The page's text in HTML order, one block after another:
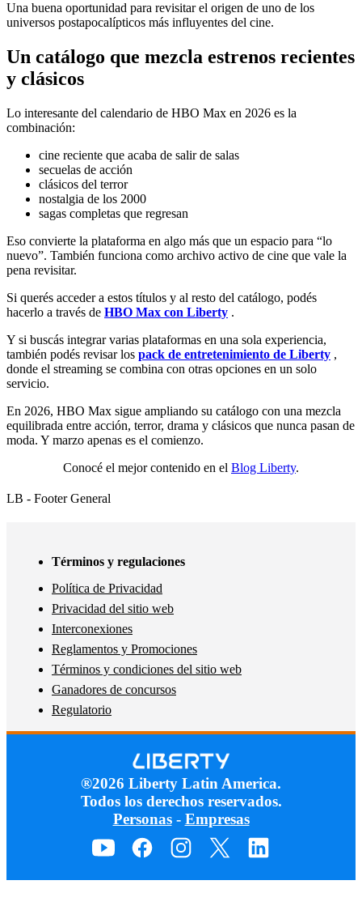
Una buena oportunidad para revisitar el origen de uno de los
universos postapocalípticos más influyentes del cine.
Un catálogo que mezcla estrenos recientes
y clásicos
Lo interesante del calendario de HBO Max en 2026 es la
combinación:
cine reciente que acaba de salir de salas
secuelas de acción
clásicos del terror
nostalgia de los 2000
sagas completas que regresan
Eso convierte la plataforma en algo más que un espacio para “lo
nuevo”. También funciona como archivo activo de cine que vale la
pena revisitar.
Si querés acceder a estos títulos y al resto del catálogo, podés
hacerlo a través de HBO Max con Liberty .
Y si buscás integrar varias plataformas en una sola experiencia,
también podés revisar los pack de entretenimiento de Liberty ,
donde el streaming se combina con otras opciones en un solo
servicio.
En 2026, HBO Max sigue ampliando su catálogo con una mezcla
equilibrada entre acción, terror, drama y clásicos que nunca pasan de
moda. Y marzo apenas es el comienzo.
Conocé el mejor contenido en el Blog Liberty.
LB - Footer General
Términos y regulaciones
Política de Privacidad
Privacidad del sitio web
Interconexiones
Reglamentos y Promociones
Términos y condiciones del sitio web
Ganadores de concursos
Regulatorio
®2026 Liberty Latin America.
Todos los derechos reservados.
Personas- Empresas